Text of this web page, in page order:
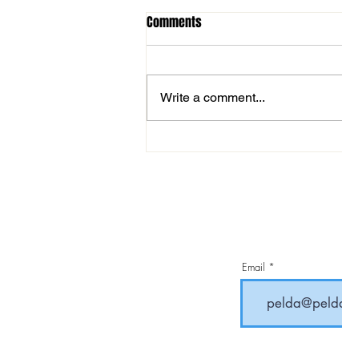
MOL Magyar Kupa: magabiztos
Comments
Write a comment...
Email